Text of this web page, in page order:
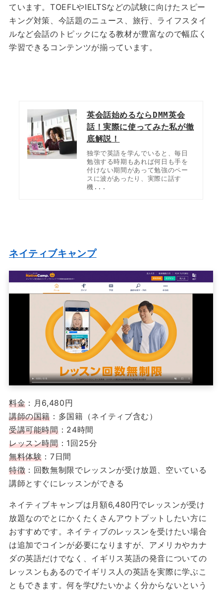
ています。TOEFLやIELTSなどの試験に向けたスピー
キング対策、今話題のニュース、旅行、ライフスタイ
ルなど会話のトピックになる教材が豊富なので幅広く
学習できるコンテンツが揃っています。
英会話始めるならDMM英会
話！実際に使ってみた私が徹
底解説！
独学で英語を学んでいると、毎日
勉強する時期もあれば何日も手を
付けない期間があって勉強のペー
スに波があったり、実際に話す
機...
ネイティブキャンプ
料金 ：月6,480円
講師の国籍 ：多国籍（ネイティブ含む）
受講可能時間：24時間
レッスン時間：1回25分
無料体験 ：7日間
特徴 ：回数無制限でレッスンが受け放題、空いている
講師とすぐにレッスンができる
ネイティブキャンプは月額6,480円でレッスンが受け
放題なのでとにかくたくさんアウトプットしたい方に
おすすめです。ネイティブのレッスンを受けたい場合
は追加でコインが必要になりますが、アメリカやカナ
ダの英語だけでなく、イギリス英語の発音についての
レッスンもあるのでイギリス人の英語を実際に学ぶこ
ともできます。何を学びたいかよく分からないという